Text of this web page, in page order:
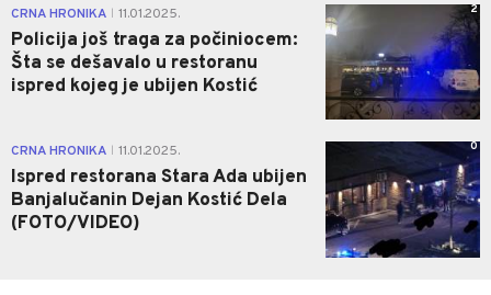
CRNA HRONIKA 11.01.2025.
Policija još traga za počiniocem:
Šta se dešavalo u restoranu
ispred kojeg je ubijen Kostić
2
CRNA HRONIKA 11.01.2025.
Ispred restorana Stara Ada ubijen
Banjalučanin Dejan Kostić Dela
(FOTO/VIDEO)
0